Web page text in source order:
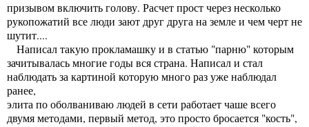
призывом включить голову. Расчет прост через несколько
рукопожатий все люди зают друг друга на земле и чем черт не
шутит....
Написал такую прокламашку и в статью "парню" которым
зачитывалась многие годы вся страна. Написал и стал
наблюдать за картиной которую много раз уже наблюдал
ранее,
элита по оболваниваю людей в сети работает чаше всего
двумя методами, первый метод, это просто бросается "кость",